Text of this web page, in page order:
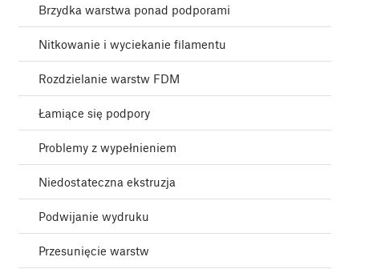
Brzydka warstwa ponad podporami
Nitkowanie i wyciekanie filamentu
Rozdzielanie warstw FDM
Łamiące się podpory
Problemy z wypełnieniem
Niedostateczna ekstruzja
Podwijanie wydruku
Przesunięcie warstw